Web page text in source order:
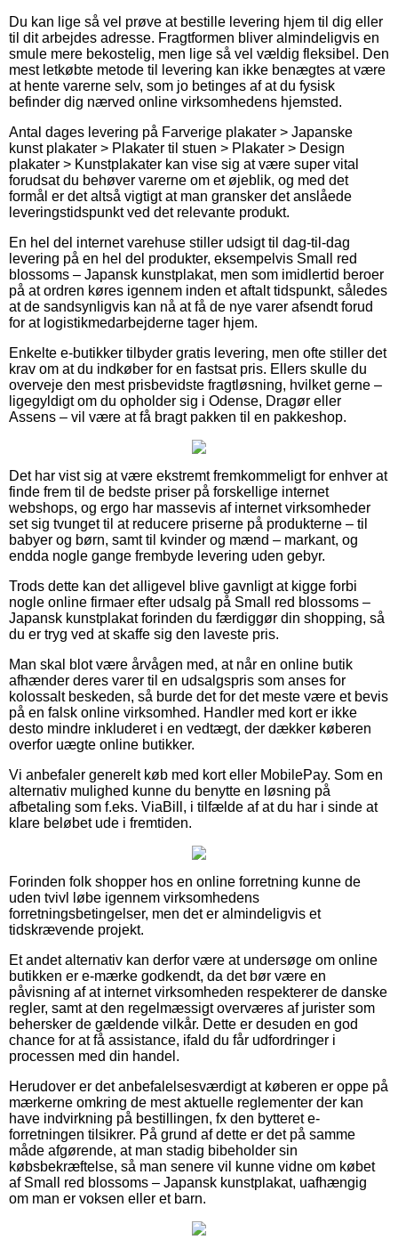
Du kan lige så vel prøve at bestille levering hjem til dig eller
til dit arbejdes adresse. Fragtformen bliver almindeligvis en
smule mere bekostelig, men lige så vel vældig fleksibel. Den
mest letkøbte metode til levering kan ikke benægtes at være
at hente varerne selv, som jo betinges af at du fysisk
befinder dig nærved online virksomhedens hjemsted.
Antal dages levering på Farverige plakater > Japanske
kunst plakater > Plakater til stuen > Plakater > Design
plakater > Kunstplakater kan vise sig at være super vital
forudsat du behøver varerne om et øjeblik, og med det
formål er det altså vigtigt at man gransker det anslåede
leveringstidspunkt ved det relevante produkt.
En hel del internet varehuse stiller udsigt til dag-til-dag
levering på en hel del produkter, eksempelvis Small red
blossoms – Japansk kunstplakat, men som imidlertid beroer
på at ordren køres igennem inden et aftalt tidspunkt, således
at de sandsynligvis kan nå at få de nye varer afsendt forud
for at logistikmedarbejderne tager hjem.
Enkelte e-butikker tilbyder gratis levering, men ofte stiller det
krav om at du indkøber for en fastsat pris. Ellers skulle du
overveje den mest prisbevidste fragtløsning, hvilket gerne –
ligegyldigt om du opholder sig i Odense, Dragør eller
Assens – vil være at få bragt pakken til en pakkeshop.
Det har vist sig at være ekstremt fremkommeligt for enhver at
finde frem til de bedste priser på forskellige internet
webshops, og ergo har massevis af internet virksomheder
set sig tvunget til at reducere priserne på produkterne – til
babyer og børn, samt til kvinder og mænd – markant, og
endda nogle gange frembyde levering uden gebyr.
Trods dette kan det alligevel blive gavnligt at kigge forbi
nogle online firmaer efter udsalg på Small red blossoms –
Japansk kunstplakat forinden du færdiggør din shopping, så
du er tryg ved at skaffe sig den laveste pris.
Man skal blot være årvågen med, at når en online butik
afhænder deres varer til en udsalgspris som anses for
kolossalt beskeden, så burde det for det meste være et bevis
på en falsk online virksomhed. Handler med kort er ikke
desto mindre inkluderet i en vedtægt, der dækker køberen
overfor uægte online butikker.
Vi anbefaler generelt køb med kort eller MobilePay. Som en
alternativ mulighed kunne du benytte en løsning på
afbetaling som f.eks. ViaBill, i tilfælde af at du har i sinde at
klare beløbet ude i fremtiden.
Forinden folk shopper hos en online forretning kunne de
uden tvivl løbe igennem virksomhedens
forretningsbetingelser, men det er almindeligvis et
tidskrævende projekt.
Et andet alternativ kan derfor være at undersøge om online
butikken er e-mærke godkendt, da det bør være en
påvisning af at internet virksomheden respekterer de danske
regler, samt at den regelmæssigt overværes af jurister som
behersker de gældende vilkår. Dette er desuden en god
chance for at få assistance, ifald du får udfordringer i
processen med din handel.
Herudover er det anbefalelsesværdigt at køberen er oppe på
mærkerne omkring de mest aktuelle reglementer der kan
have indvirkning på bestillingen, fx den bytteret e-
forretningen tilsikrer. På grund af dette er det på samme
måde afgørende, at man stadig bibeholder sin
købsbekræftelse, så man senere vil kunne vidne om købet
af Small red blossoms – Japansk kunstplakat, uafhængig
om man er voksen eller et barn.